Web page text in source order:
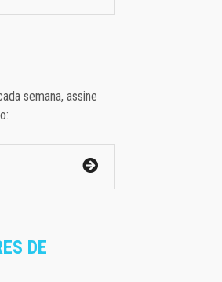
semana, assine
DE